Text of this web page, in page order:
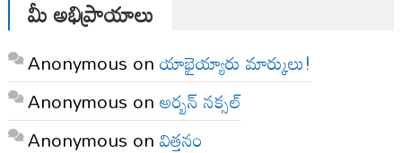
మీ అభిప్రాయాలు
Anonymous onయాభైయ్యారు మార్కులు!
Anonymous onఅర్బన్ నక్సల్
Anonymous onవిత్తనం